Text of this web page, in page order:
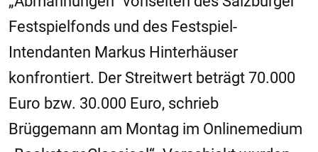
Festspielfonds und des Festspiel-
Intendanten Markus Hinterhäuser
konfrontiert. Der Streitwert beträgt 70.000
Euro bzw. 30.000 Euro, schrieb
Brüggemann am Montag im Onlinemedium